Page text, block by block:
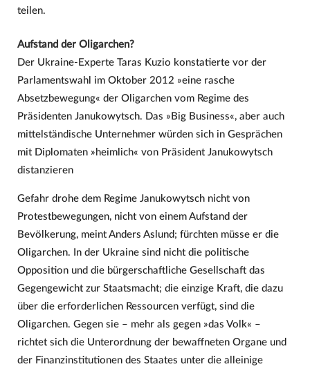
teilen.
Aufstand der Oligarchen?
Der Ukraine-Experte Taras Kuzio konstatierte vor der
Parlamentswahl im Oktober 2012 »eine rasche
Absetzbewegung« der Oligarchen vom Regime des
Präsidenten Janukowytsch. Das »Big Business«, aber auch
mittelständische Unternehmer würden sich in Gesprächen
mit Diplomaten »heimlich« von Präsident Janukowytsch
distanzieren
Gefahr drohe dem Regime Janukowytsch nicht von
Protestbewegungen, nicht von einem Aufstand der
Bevölkerung, meint Anders Aslund; fürchten müsse er die
Oligarchen. In der Ukraine sind nicht die politische
Opposition und die bürgerschaftliche Gesellschaft das
Gegengewicht zur Staatsmacht; die einzige Kraft, die dazu
über die erforderlichen Ressourcen verfügt, sind die
Oligarchen. Gegen sie – mehr als gegen »das Volk« –
richtet sich die Unterordnung der bewaffneten Organe und
der Finanzinstitutionen des Staates unter die alleinige